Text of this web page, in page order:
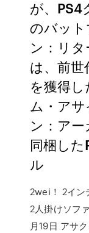
が、PS4
のバッ
ン：リタ
は、前世
を獲得
ム・ア
ン：ア
同梱し
ル
2wei！ 2イン
2人掛けソフ
月19日 アサ